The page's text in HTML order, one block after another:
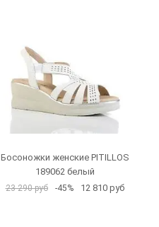
Босоножки женские PITILLOS
189062 белый
23 290 руб -45% 12 810 руб